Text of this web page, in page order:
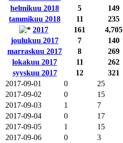
helmikuu 2018
5 149
tammikuu 2018
11 235
2017
161 4,705
joulukuu 2017
7 140
marraskuu 2017
8 269
lokakuu 2017
11 262
syyskuu 2017
12 321
2017-09-01
0 25
2017-09-02
0 15
2017-09-03
1 7
2017-09-04
0 17
2017-09-05
1 15
2017-09-06
0 3